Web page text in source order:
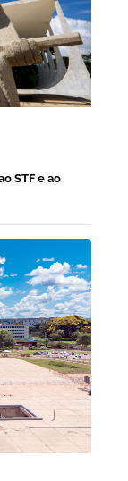
STF e ao